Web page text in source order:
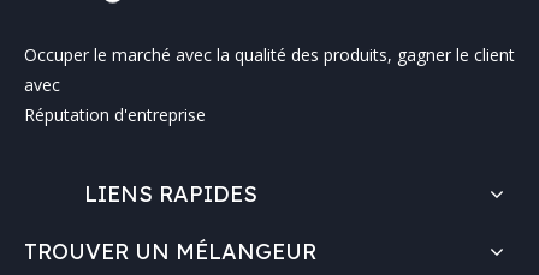
Occuper le marché avec la qualité des produits, gagner le client
avec
Réputation d'entreprise
LIENS RAPIDES
TROUVER UN MÉLANGEUR